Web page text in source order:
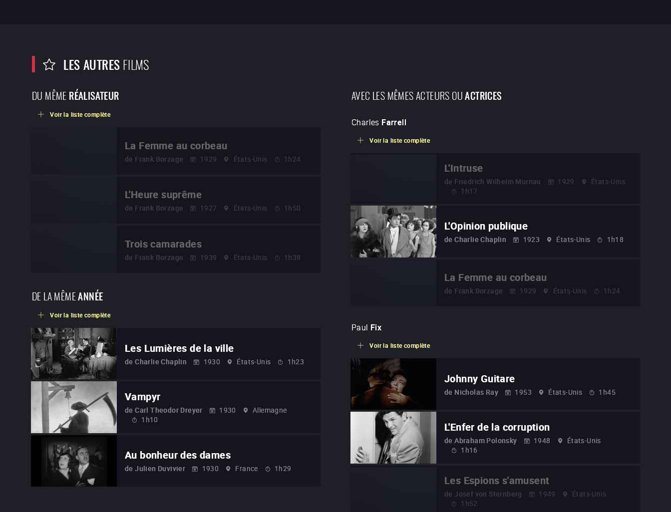
LES AUTRESFILMS
DU MÊMERÉALISATEUR
Voir la liste complète
La Femme au corbeau
de Frank Borzage 1929 États-Unis 1h24
L'Heure suprême
de Frank Borzage 1927 États-Unis 1h50
Trois camarades
de Frank Borzage 1939 États-Unis 1h38
DE LA MÊMEANNÉE
Voir la liste complète
Les Lumières de la ville
de Charlie Chaplin 1930 États-Unis 1h23
Vampyr
de Carl Theodor Dreyer 1930
Allemagne
1h10
Au bonheur des dames
de Julien Duvivier 1930 France 1h29
AVEC LES MÊMES ACTEURS OUACTRICES
Charles Farrell
Voir la liste complète
L'Intruse
de Friedrich Wilhelm Murnau 1929
États-Unis
1h17
L'Opinion publique
de Charlie Chaplin 1923 États-Unis 1h18
La Femme au corbeau
de Frank Borzage 1929 États-Unis 1h24
Paul Fix
Voir la liste complète
Johnny Guitare
de Nicholas Ray 1953 États-Unis 1h45
L'Enfer de la corruption
de Abraham Polonsky 1948
États-Unis
1h16
Les Espions s'amusent
de Josef von Sternberg 1949
États-Unis
1h52